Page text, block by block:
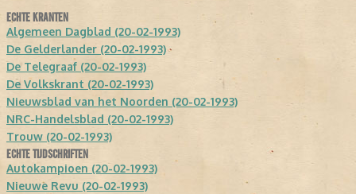
ECHTE KRANTEN
Algemeen Dagblad (20-02-1993)
De Gelderlander (20-02-1993)
De Telegraaf (20-02-1993)
De Volkskrant (20-02-1993)
Nieuwsblad van het Noorden (20-02-1993)
NRC-Handelsblad (20-02-1993)
Trouw (20-02-1993)
ECHTE TIJDSCHRIFTEN
Autokampioen (20-02-1993)
Nieuwe Revu (20-02-1993)